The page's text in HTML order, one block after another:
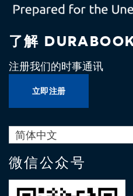
了解
注册我们的时事通讯
立即注册
简体中文
微信公众号